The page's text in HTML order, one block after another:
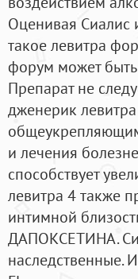
Оценивая Сиалис
такое левитра
форум может быть
Препарат не
дженерик
и лечения
способствует
левитра 4 также
интимной
ДАПОКСЕТИНА.
наследственные.